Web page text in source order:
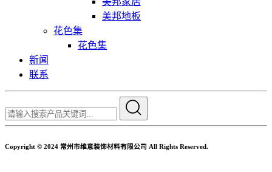
美邦地板
花色集
花色集
新闻
联系
Copyright © 2024 常州市维意装饰材料有限公司 All Rights Reserved.